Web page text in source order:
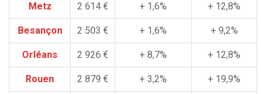
Metz 2 614 € + 1,6% + 12,8%
Besançon 2 503 € + 1,6% + 9,2%
Orléans 2 926 € + 8,7% + 12,8%
Rouen 2 879 € + 3,2% + 19,9%